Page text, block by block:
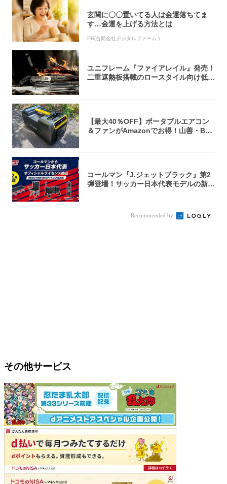
玄関に〇〇置いてる人は金運落ちてま
す…金運を上げる方法とは
PR(合同会社デジタルファーム )
ユニフレーム『ファイアレイル』発売！
二重遮熱板搭載のロースタイル向け低型
【最大40％OFF】ポータブルエアコン
＆ファンがAmazonでお得！山善・Bo
コールマン『J.ジェットブラック』第2
弾登場！サッカー日本代表モデルの新作
Recommended by
その他サービス